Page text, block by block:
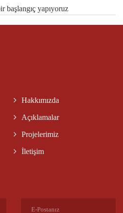
başlangıç yapıyoruz
Hakkımızda
Açıklamalar
Projelerimiz
İletişim